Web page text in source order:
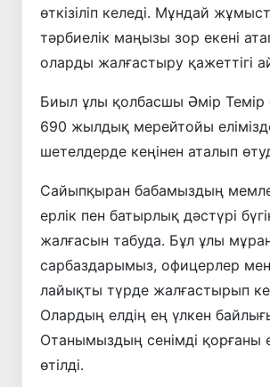
өткізіліп келеді. Мұндай
тәрбиелік маңызы зор екені
оларды жалғастыру қажеттігі
Биыл ұлы қолбасшы Әмір
690 жылдық мерейтойы
шетелдерде кеңінен аталып
Сайыпқыран бабамыздың
ерлік пен батырлық дәстүрі
жалғасын табуда. Бұл ұлы
сарбаздарымыз, офицерлер
лайықты түрде жалғастырып
Олардың елдің ең үлкен
Отанымыздың сенімді қорғаны
өтілді.